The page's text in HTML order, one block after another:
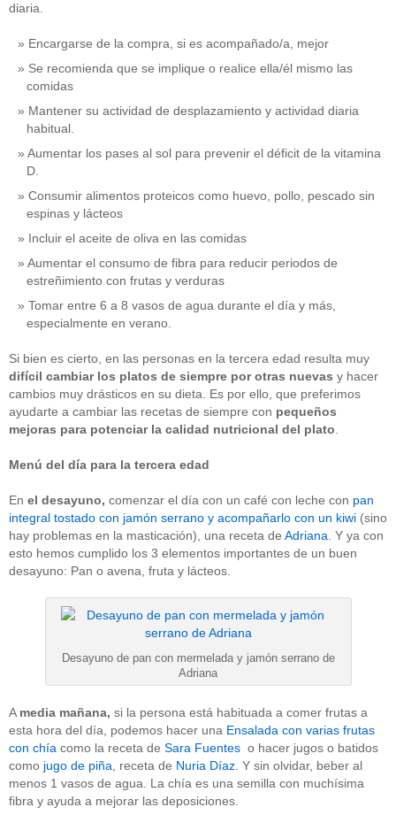
diaria.
Encargarse de la compra, si es acompañado/a, mejor
Se recomienda que se implique o realice ella/él mismo las
comidas
Mantener su actividad de desplazamiento y actividad diaria
habitual.
Aumentar los pases al sol para prevenir el déficit de la vitamina
D.
Consumir alimentos proteicos como huevo, pollo, pescado sin
espinas y lácteos
Incluir el aceite de oliva en las comidas
Aumentar el consumo de fibra para reducir periodos de
estreñimiento con frutas y verduras
Tomar entre 6 a 8 vasos de agua durante el día y más,
especialmente en verano.
Si bien es cierto, en las personas en la tercera edad resulta muy
difícil cambiar los platos de siempre por otras nuevas y hacer
cambios muy drásticos en su dieta. Es por ello, que preferimos
ayudarte a cambiar las recetas de siempre con pequeños
mejoras para potenciar la calidad nutricional del plato
Menú del día para la tercera edad
En el desayuno, comenzar el día con un café con leche con pan
integral tostado con jamón serrano y acompañarlo con un kiwi (sino
hay problemas en la masticación), una receta de Adriana . Y ya con
esto hemos cumplido los 3 elementos importantes de un buen
desayuno: Pan o avena, fruta y lácteos.
Desayuno de pan con mermelada y jamón serrano de
Adriana
A media mañana, si la persona está habituada a comer frutas a
esta hora del día, podemos hacer una Ensalada con varias frutas
con chía como la receta de Sara Fuentes o hacer jugos o batidos
como jugo de piña , receta de Nuria Díaz . Y sin olvidar, beber al
menos 1 vasos de agua. La chía es una semilla con muchísima
fibra y ayuda a mejorar las deposiciones.